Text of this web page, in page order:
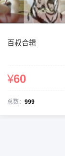
百叔合辑
¥60
总数： 999